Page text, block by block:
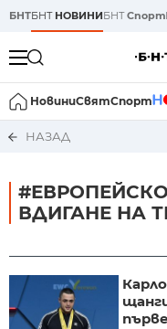
БНТБНТ НОВИНИБНТСпорт
НовиниСвятСпорт
НАЗАД
ВДИГАНЕ НА